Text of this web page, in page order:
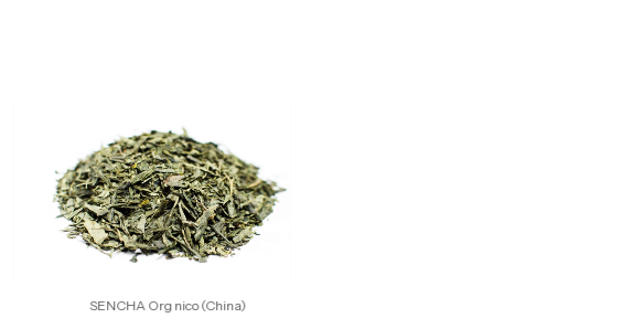
SENCHA Org nico (China)